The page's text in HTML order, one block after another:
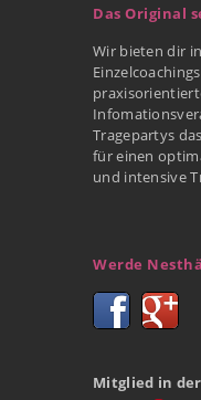
Das Original
Wir bieten dir
Tragepartys
für einen
und intensive
Werde
Mitglied in der